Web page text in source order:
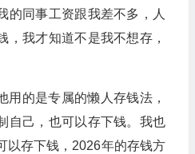
的同事工资跟我差不多，人
，我才知道不是我不想存，
用的是专属的懒人存钱法，
自己，也可以存下钱。我也
以存下钱，2026年的存钱方